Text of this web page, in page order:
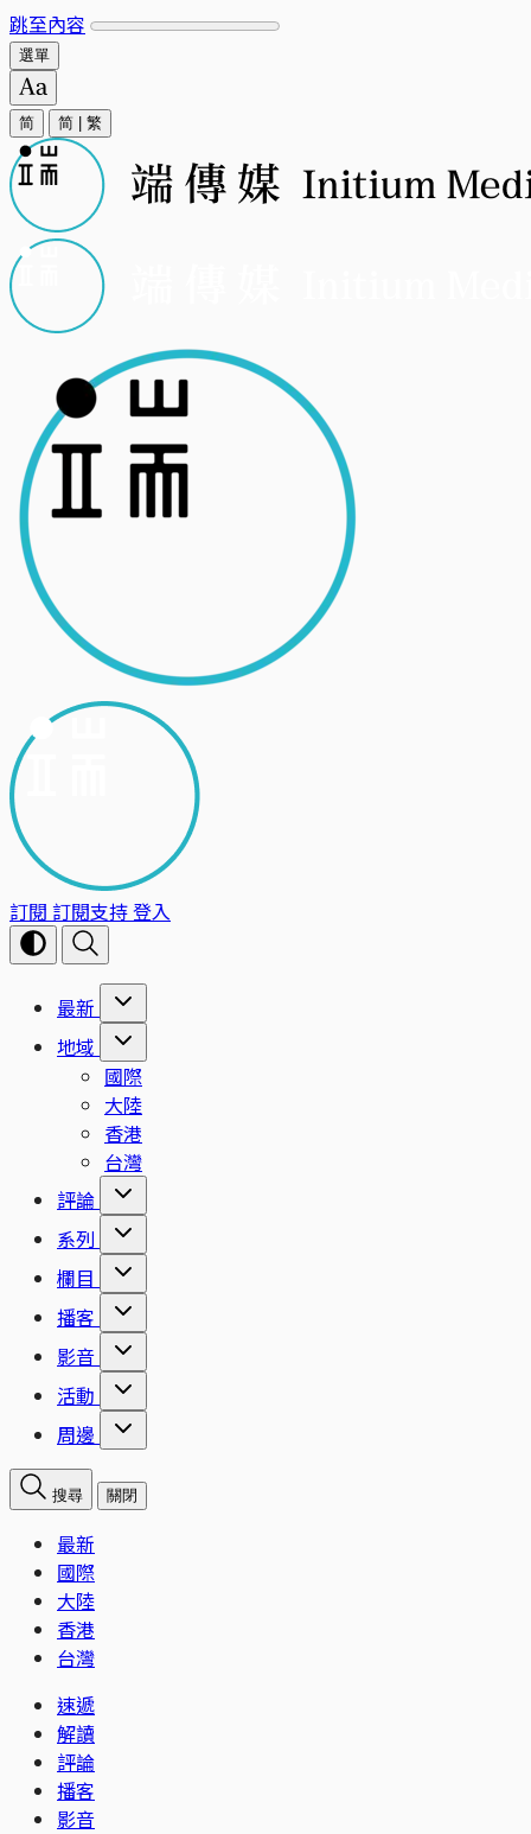
跳至內容
選單
简 简 繁
訂閱 訂閱支持登入
最新
地域
國際
大陸
香港
台灣
評論
系列
欄目
播客
影音
活動
周邊
搜尋 關閉
最新
國際
大陸
香港
台灣
速遞
解讀
評論
播客
影音